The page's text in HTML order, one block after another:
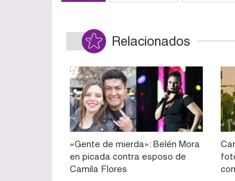
Relacionados
«Gente de mierda»: Belén Mora
en picada contra esposo de
Camila Flores